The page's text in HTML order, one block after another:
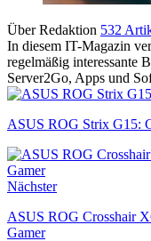
Über Redaktion 532
In diesem IT-Magazin
regelmäßig interessante
Server2Go, Apps und
ASUS ROG Strix G15:
Nächster
ASUS ROG Crosshair
Gamer